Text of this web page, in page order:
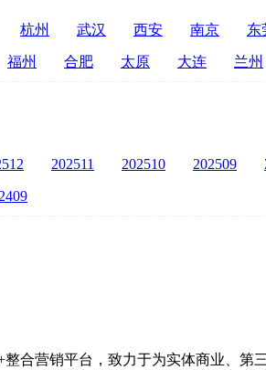
杭州 武汉 西安 南京 东
福州 合肥 太原 大连 兰州
202511 202510 202509
合营销平台，致力于为实体商业、